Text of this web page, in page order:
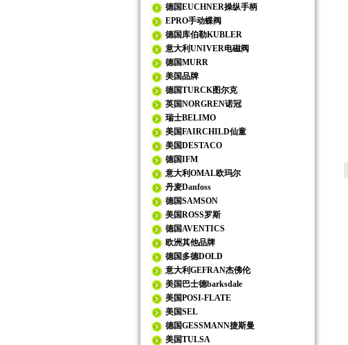
德国EUCHNER操纵手柄
EPRO手动蝶阀
德国库伯勒KUBLER
意大利UNIVER电磁阀
德国MURR
美国品牌
德国TURCK图尔克
英国NORGREN诺冠
瑞士BELIMO
美国FAIRCHILD仙童
美国DESTACO
德国IFM
意大利OMAL欧玛尔
丹麦Danfoss
德国SAMSON
美国ROSS罗斯
德国AVENTICS
欧洲其他品牌
德国多德DOLD
意大利GEFRAN杰佛伦
美国巴士德barksdale
美国POSI-FLATE
美国SEL
德国GESSMANN捷斯曼
美国TULSA